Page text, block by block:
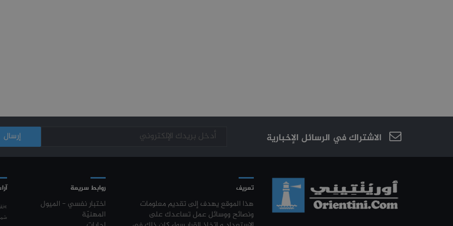
الاشتراك في الرسائل الإخبارية
تعريف
هذا الموقع يهدف إلى تقديم معلومات
ونصائح ووسائل عمل تساعدك على
روابط سريعة
اختبار نفسي - الميول
المهنيّة